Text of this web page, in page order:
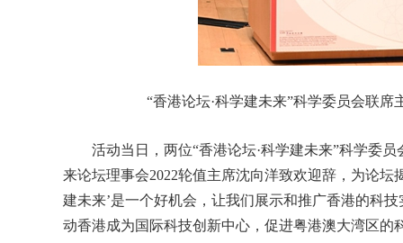
“香港论坛·科学建未来”科学委员会联
活动当日，两位“香港论坛·科学建未来”科学委员
来论坛理事会2022轮值主席沈向洋致欢迎辞，为论坛
建未来’是一个好机会，让我们展示和推广香港的科
动香港成为国际科技创新中心，促进粤港澳大湾区的